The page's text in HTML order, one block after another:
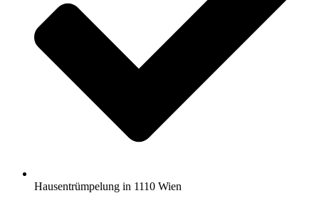
Hausentrümpelung in 1110 Wien